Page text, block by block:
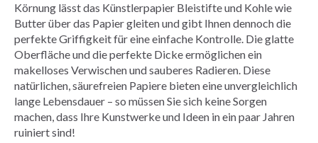
Körnung lässt das Künstlerpapier Bleistifte und Kohle wie
Butter über das Papier gleiten und gibt Ihnen dennoch die
perfekte Griffigkeit für eine einfache Kontrolle. Die glatte
Oberfläche und die perfekte Dicke ermöglichen ein
makelloses Verwischen und sauberes Radieren. Diese
natürlichen, säurefreien Papiere bieten eine unvergleichlich
lange Lebensdauer – so müssen Sie sich keine Sorgen
machen, dass Ihre Kunstwerke und Ideen in ein paar Jahren
ruiniert sind!